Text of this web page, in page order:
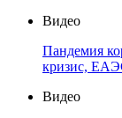
Видео
Пандемия
кризис,
Видео